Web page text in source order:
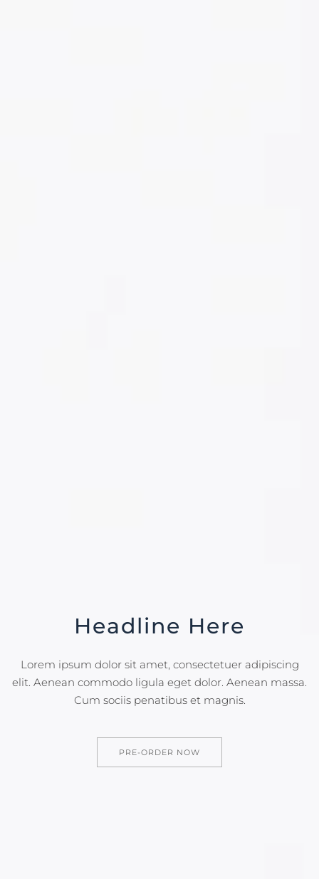
Headline Here
Lorem ipsum dolor sit amet, consectetuer adipiscing
elit. Aenean commodo ligula eget dolor. Aenean massa.
Cum sociis penatibus et magnis.
PRE-ORDER NOW